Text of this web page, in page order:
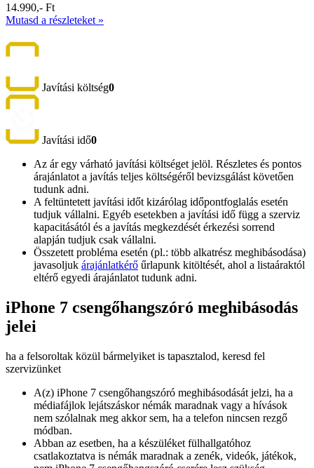
14.990,- Ft
Mutasd a részleteket »
Javítási költség0
Javítási idő0
Az ár egy várható javítási költséget jelöl. Részletes és pontos
árajánlatot a javítás teljes költségéről bevizsgálást követően
tudunk adni.
A feltüntetett javítási időt kizárólag időpontfoglalás esetén
tudjuk vállalni. Egyéb esetekben a javítási idő függ a szerviz
kapacitásától és a javítás megkezdését érkezési sorrend
alapján tudjuk csak vállalni.
Összetett probléma esetén (pl.: több alkatrész meghibásodása)
javasoljuk árajánlatkérő űrlapunk kitöltését, ahol a listaáraktól
eltérő egyedi árajánlatot tudunk adni.
iPhone 7 csengőhangszóró meghibásodás
jelei
ha a felsoroltak közül bármelyiket is tapasztalod, keresd fel
szervizünket
A(z) iPhone 7 csengőhangszóró meghibásodását jelzi, ha a
médiafájlok lejátszáskor némák maradnak vagy a hívások
nem szólalnak meg akkor sem, ha a telefon nincsen rezgő
módban.
Abban az esetben, ha a készüléket fülhallgatóhoz
csatlakoztatva is némák maradnak a zenék, videók, játékok,